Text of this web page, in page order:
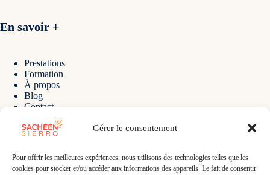
Gérer le consentement
Pour offrir les meilleures expériences, nous utilisons des technologies telles que les
cookies pour stocker et/ou accéder aux informations des appareils. Le fait de consentir
En savoir +
Prestations
Formation
À propos
Blog
Contact